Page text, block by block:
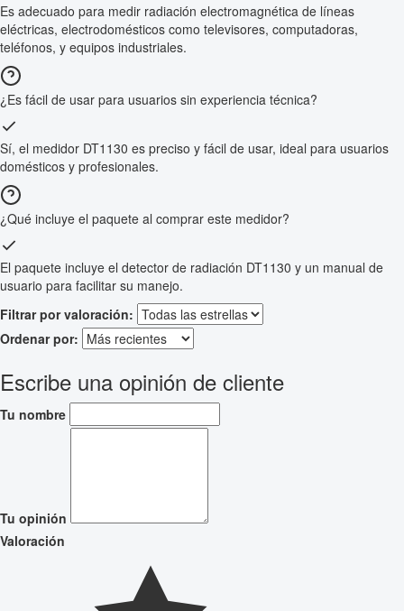
Es adecuado para medir radiación electromagnética de líneas
eléctricas, electrodomésticos como televisores, computadoras,
teléfonos, y equipos industriales.
¿Es fácil de usar para usuarios sin experiencia técnica?
Sí, el medidor DT1130 es preciso y fácil de usar, ideal para usuarios
domésticos y profesionales.
¿Qué incluye el paquete al comprar este medidor?
El paquete incluye el detector de radiación DT1130 y un manual de
usuario para facilitar su manejo.
Filtrar por valoración:
Ordenar por:
Escribe una opinión de cliente
Tu nombre
Tu opinión
Valoración